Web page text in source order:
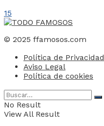
15
© 2025 ffamosos.com
Política de Privacidad
Aviso Legal
Política de cookies
No Result
View All Result